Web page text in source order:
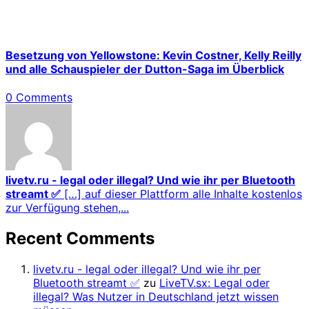
Besetzung von Yellowstone: Kevin Costner, Kelly Reilly
und alle Schauspieler der Dutton-Saga im Überblick
0 Comments
livetv.ru - legal oder illegal? Und wie ihr per Bluetooth
streamt ✅ […] auf dieser Plattform alle Inhalte kostenlos
zur Verfügung stehen,...
Recent Comments
livetv.ru - legal oder illegal? Und wie ihr per
Bluetooth streamt ✅ zu LiveTV.sx: Legal oder
illegal? Was Nutzer in Deutschland jetzt wissen